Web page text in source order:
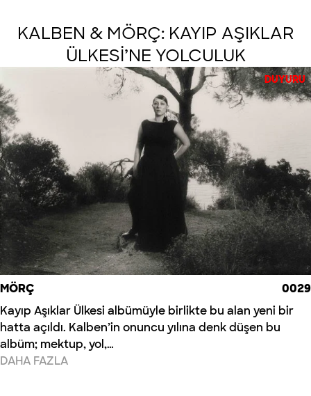
KALBEN & MÖRÇ: KAYIP AŞIKLAR
ÜLKESİ’NE YOLCULUK
DUYURU
MÖRÇ
0029
Kayıp Aşıklar Ülkesi albümüyle birlikte bu alan yeni bir
hatta açıldı. Kalben’in onuncu yılına denk düşen bu
albüm; mektup, yol,…
DAHA FAZLA